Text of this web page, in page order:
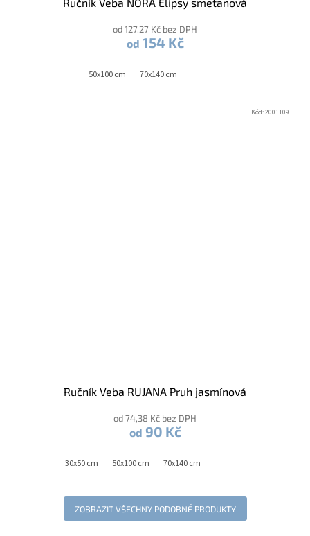
Ručník Veba NORA Elipsy smetanová
od 127,27 Kč bez DPH
od 154 Kč
50x100 cm 70x140 cm
Ručník Veba RUJANA Pruh jasmínová
od 74,38 Kč bez DPH
od 90 Kč
30x50 cm 50x100 cm 70x140 cm
Kód:2001109
ZOBRAZIT VŠECHNY PODOBNÉ PRODUKTY